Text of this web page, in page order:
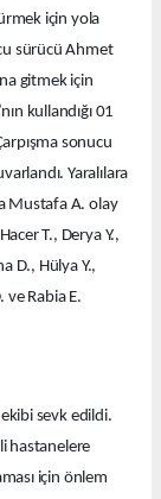
için yola
sürücü Ahmet
gitmek için
kullandığı 01
sonucu
Yaralılara
Mustafa A. olay
T., Derya Y.,
D., Hülya Y.,
ve Rabia E.
sevk edildi.
hastanelere
için önlem